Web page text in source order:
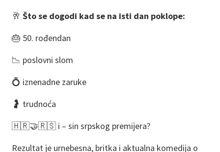
🥂 Što se dogodi kad se na isti dan poklope:
🎂 50. rođendan
📉 poslovni slom
💍 iznenadne zaruke
🤰 trudnoća
🇭🇷🤝🇷🇸 i – sin srpskog premijera?
Rezultat je urnebesna, britka i aktualna komedija o